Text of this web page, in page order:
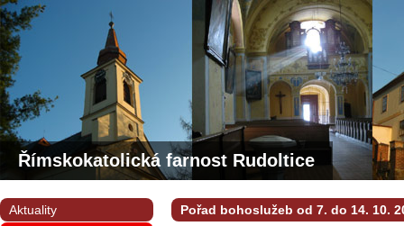
Římskokatolická farnost Rudoltice
Pořad bohoslužeb od 7. do 14. 10.
Aktuality